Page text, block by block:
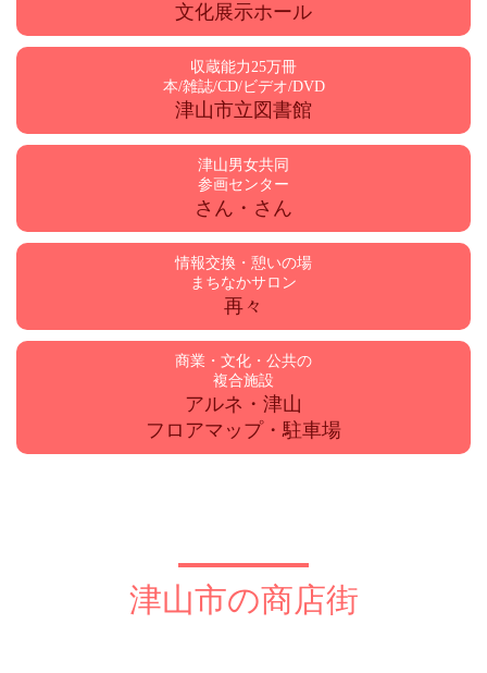
文化展示ホール
収蔵能力25万冊
本/雑誌/CD/ビデオ/DVD
津山市立図書館
津山男女共同
参画センター
さん・さん
情報交換・憩いの場
まちなかサロン
再々
商業・文化・公共の
複合施設
アルネ・津山
フロアマップ・駐車場
津山市の商店街